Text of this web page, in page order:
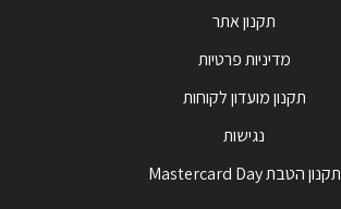
תקנון אתר
מדיניות פרטיות
תקנון מועדון לקוחות
נגישות
תקנון הטבת Mastercard Day